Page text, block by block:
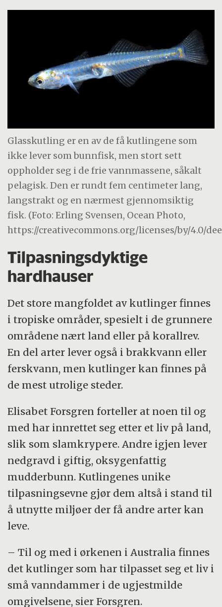
Glasskutling er en av de få kutlingene som
ikke lever som bunnfisk, men stort sett
oppholder seg i de frie vannmassene, såkalt
pelagisk. Den er rundt fem centimeter lang,
langstrakt og en nærmest gjennomsiktig
fisk. (Foto: Erling Svensen, Ocean Photo,
https://creativecommons.org/licenses/by/4.0/
Tilpasningsdyktige
hardhauser
Det store mangfoldet av kutlinger finnes
i tropiske områder, spesielt i de grunnere
områdene nært land eller på korallrev.
En del arter lever også i brakkvann eller
ferskvann, men kutlinger kan finnes på
de mest utrolige steder.
Elisabet Forsgren forteller at noen til og
med har innrettet seg etter et liv på land,
slik som slamkrypere. Andre igjen lever
nedgravd i giftig, oksygenfattig
mudderbunn. Kutlingenes unike
tilpasningsevne gjør dem altså i stand til
å utnytte miljøer der få andre arter kan
leve.
– Til og med i ørkenen i Australia finnes
det kutlinger som har tilpasset seg et liv i
små vanndammer i de ugjestmilde
omgivelsene, sier Forsgren.